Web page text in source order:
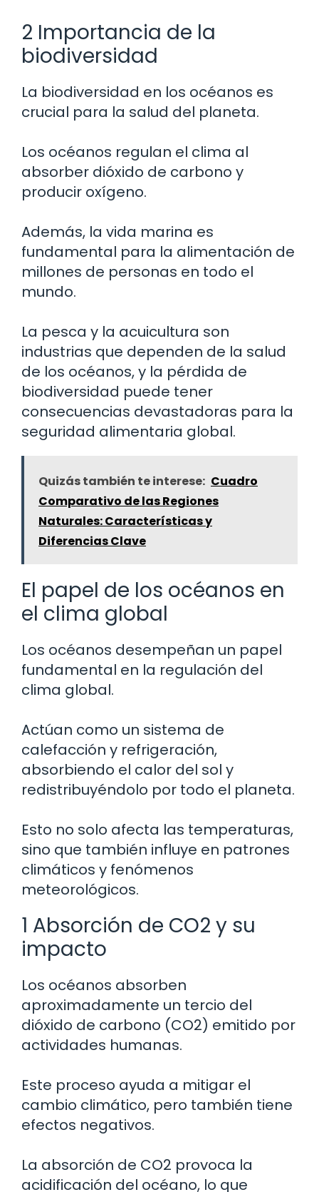
2 Importancia de la
biodiversidad
La biodiversidad en los océanos es
crucial para la salud del planeta.
Los océanos regulan el clima al
absorber dióxido de carbono y
producir oxígeno.
Además, la vida marina es
fundamental para la alimentación de
millones de personas en todo el
mundo.
La pesca y la acuicultura son
industrias que dependen de la salud
de los océanos, y la pérdida de
biodiversidad puede tener
consecuencias devastadoras para la
seguridad alimentaria global.
Quizás también te interese: Cuadro
Comparativo de las Regiones
Naturales: Características y
Diferencias Clave
El papel de los océanos en
el clima global
Los océanos desempeñan un papel
fundamental en la regulación del
clima global.
Actúan como un sistema de
calefacción y refrigeración,
absorbiendo el calor del sol y
redistribuyéndolo por todo el planeta.
Esto no solo afecta las temperaturas,
sino que también influye en patrones
climáticos y fenómenos
meteorológicos.
1 Absorción de CO2 y su
impacto
Los océanos absorben
aproximadamente un tercio del
dióxido de carbono (CO2) emitido por
actividades humanas.
Este proceso ayuda a mitigar el
cambio climático, pero también tiene
efectos negativos.
La absorción de CO2 provoca la
acidificación del océano, lo que